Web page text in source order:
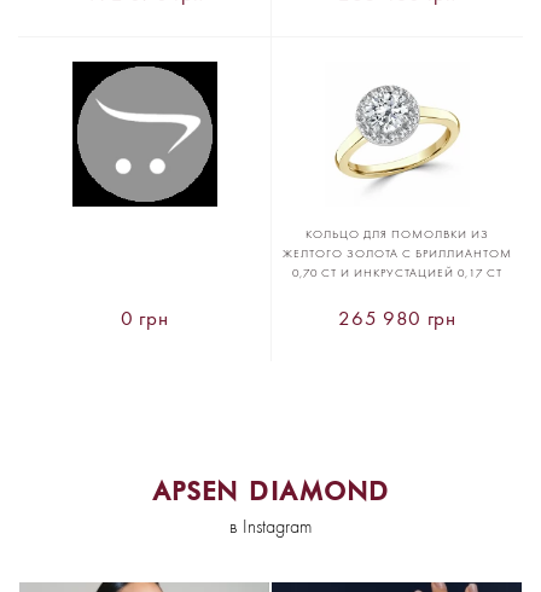
0 грн
КОЛЬЦО ДЛЯ ПОМОЛВКИ ИЗ
ЖЕЛТОГО ЗОЛОТА С БРИЛЛИАНТОМ
0,70 CT И ИНКРУСТАЦИЕЙ 0,17 CT
265 980 грн
APSEN DIAMOND
в Instagram